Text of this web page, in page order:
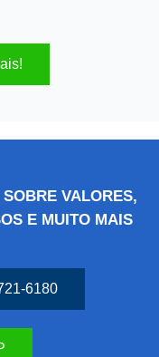
VALORES,
E MUITO MAIS
6180